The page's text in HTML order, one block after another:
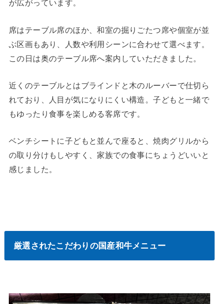
が広がっています。
席はテーブル席のほか、和室の掘りごたつ席や個室が並
ぶ区画もあり、人数や利用シーンに合わせて選べます。
この日は奥のテーブル席へ案内していただきました。
近くのテーブルとはブラインドと木のルーバーで仕切ら
れており、人目が気になりにくい構造。子どもと一緒で
もゆったり食事を楽しめる客席です。
ベンチシートに子どもと並んで座ると、焼肉グリルから
の取り分けもしやすく、家族での食事にちょうどいいと
感じました。
厳選されたこだわりの国産和牛メニュー